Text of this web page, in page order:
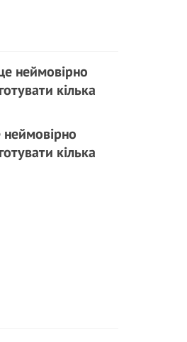
кілька